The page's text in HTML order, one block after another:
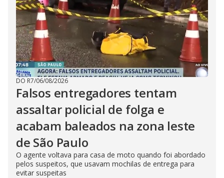
DO R7/06/08/2026
Falsos entregadores tentam
assaltar policial de folga e
acabam baleados na zona leste
de São Paulo
O agente voltava para casa de moto quando foi abordado
pelos suspeitos, que usavam mochilas de entrega para
evitar suspeitas